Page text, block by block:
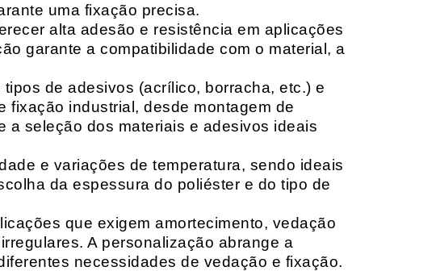
uma fixação precisa.
alta adesão e resistência em aplicações
garante a compatibilidade com o material, a
de adesivos (acrílico, borracha, etc.) e
fixação industrial, desde montagem de
a seleção dos materiais e adesivos ideais
e variações de temperatura, sendo ideais
da espessura do poliéster e do tipo de
que exigem amortecimento, vedação
A personalização abrange a
necessidades de vedação e fixação.